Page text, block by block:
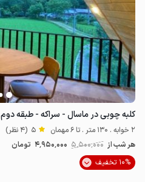
کلبه چوبی در ماسال - سراکه - طبقه دوم
2 خوابه . 130 متر . تا 6 مهمان 5 (4 نظر)
هر شب از 5٬500٬000 4٬950٬000 تومان
10% تخفیف